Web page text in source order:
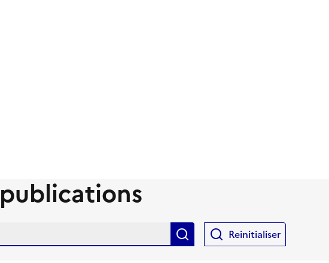
RechercherReinitialiser